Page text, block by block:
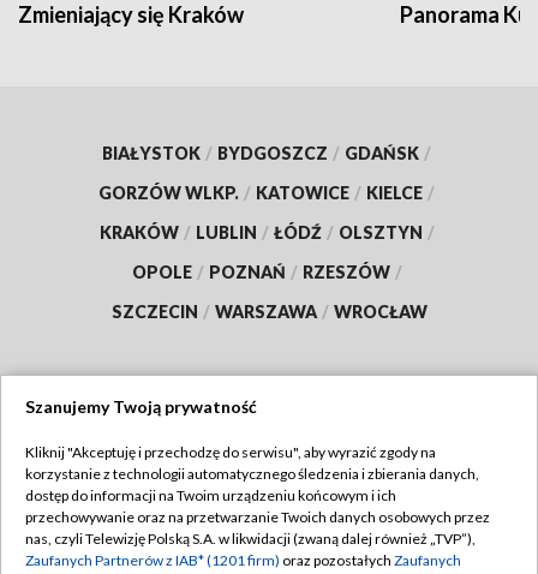
Zmieniający się Kraków Panorama
BIAŁYSTOK / BYDGOSZCZ / GDAŃSK /
GORZÓW WLKP. / KATOWICE / KIELCE /
KRAKÓW / LUBLIN / ŁÓDŹ / OLSZTYN /
OPOLE / POZNAŃ / RZESZÓW /
SZCZECIN / WARSZAWA / WROCŁAW
TVP
Abonament TVP
Emisja w TVP
Regulamin TVP
Polityka prywatności
Szanujemy Twoją prywatność
Kliknij "Akceptuję i przechodzę do serwisu", aby wyrazić zgody na
korzystanie z technologii automatycznego śledzenia i zbierania danych,
dostęp do informacji na Twoim urządzeniu końcowym i ich
przechowywanie oraz na przetwarzanie Twoich danych osobowych przez
nas, czyli Telewizję Polską S.A. w likwidacji (zwaną dalej również „TVP”),
Zaufanych Partnerów z IAB* (1201 firm) oraz pozostałych Zaufanych